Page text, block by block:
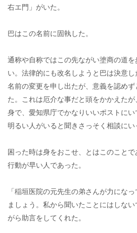
右エ門」がいた。
巴はこの名前に固執した。
通称や自称ではこの先ながい塗商の道
い。法律的にも改名しようと巴は決意
名前の変更を申し出たが、意義を認め
た。これは厄介な事だと頭をかかえた
身で、愛知県庁でかなりいいポストに
明るい人がいると聞きさっそく相談にい
困った時は身をおこせ、とはこのこと
行動が早い人であった。
「稲垣医院の元先生の弟さんが力にな
ましょう。私から聞いたことにはしな
がら助言をしてくれた。